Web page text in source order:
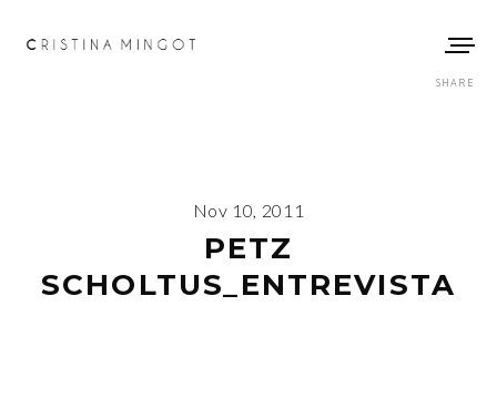
SHARE
Nov 10, 2011
PETZ
SCHOLTUS_ENTREVISTA